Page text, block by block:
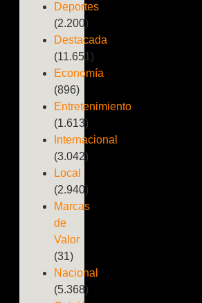
Deportes
(2.200)
Destacada
(11.651)
Economía
(896)
Entretenimiento
(1.613)
Internacional
(3.042)
Local
(2.940)
Marcas
de
Valor
(31)
Nacional
(5.368)